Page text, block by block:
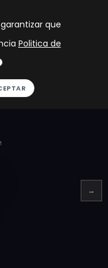
→
que
Politica de